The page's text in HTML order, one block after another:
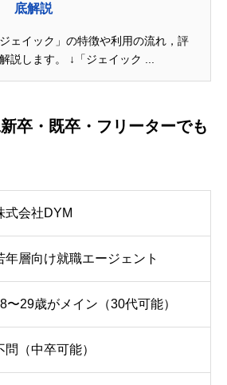
底解説
ェイック」の特徴や利用の流れ，評
説します。 ↓「ジェイック ...
卒・既卒・フリーターでも
式会社DYM
年層向け就職エージェント
〜29歳がメイン（30代可能）
問（中卒可能）